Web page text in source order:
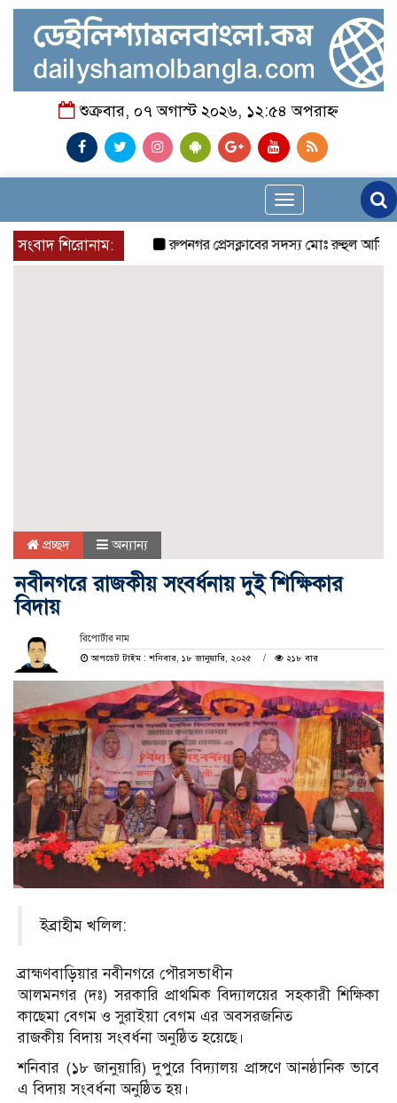
শুক্রবার, ০৭ অগাস্ট ২০২৬, ১২:৫৪ অপরাহ্ন
Toggle
navigation
সংবাদ শিরোনাম:
রুপনগর প্রেসক্লাবের সদস্য মোঃ রুহুল আমিন
প্রচ্ছদ অন্যান্য
নবীনগরে রাজকীয় সংবর্ধনায় দুই শিক্ষিকার
বিদায়
রিপোর্টার নাম
আপডেট টাইম : শনিবার, ১৮ জানুয়ারি, ২০২৫
২১৮ বার
ইব্রাহীম খলিল:
ব্রাহ্মণবাড়িয়ার নবীনগরে পৌরসভাধীন
আলমনগর (দঃ) সরকারি প্রাথমিক বিদ্যালয়ের সহকারী শিক্ষিকা
কাছেমা বেগম ও সুরাইয়া বেগম এর অবসরজনিত
রাজকীয় বিদায় সংবর্ধনা অনুষ্ঠিত হয়েছে।
শনিবার (১৮ জানুয়ারি) দুপুরে বিদ্যালয় প্রাঙ্গণে আনষ্ঠানিক ভাবে
এ বিদায় সংবর্ধনা অনুষ্ঠিত হয়।